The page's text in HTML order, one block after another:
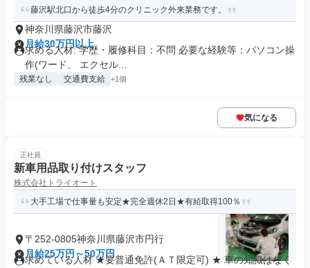
藤沢駅北口から徒歩4分のクリニック外来業務です。
神奈川県藤沢市藤沢
月給30万円以上
求める人材: 学歴・履修科目：不問 必要な経験等：パソコン操
作(ワード、 エクセル...
残業なし 交通費支給 +1個
気になる
正社員
新車用品取り付けスタッフ
株式会社トライオート
大手工場で仕事量も安定★完全週休2日★有給取得100％
〒252-0805神奈川県藤沢市円行
月給25万円～50万円
求めている人材 ★要普通免許(ＡＴ限定可) ★ 車の知識はなく